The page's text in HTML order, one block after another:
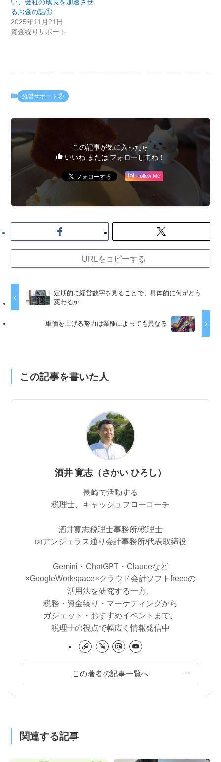
い、会社の成長を加速させ
るお金の話①
2025年11月21日
資金繰りサポート
経営サポート②
この記事が気に入ったら
いいね または フォローしてね！
Follow Me
URLをコピーする
定期的に経営数字を見ることで、具体的に何がどう
変わるか
単価を上げる努力は業種によっても異なる
この記事を書いた人
酒井 寛志（さかい ひろし）
長崎で活動する
税理士、キャッシュフローコーチ
酒井寛志税理士事務所/税理士
㈱アンジェラス通り会計事務所/代表取締役
Gemini・ChatGPT・Claudeなど
×GoogleWorkspace×クラウド会計ソフトfreeeの
活用法を研究する一方、
税務・資金繰り・マーケティングから
ガジェット・おすすめイベントまで、
税理士の視点で幅広く情報発信中
この著者の記事一覧へ
関連する記事